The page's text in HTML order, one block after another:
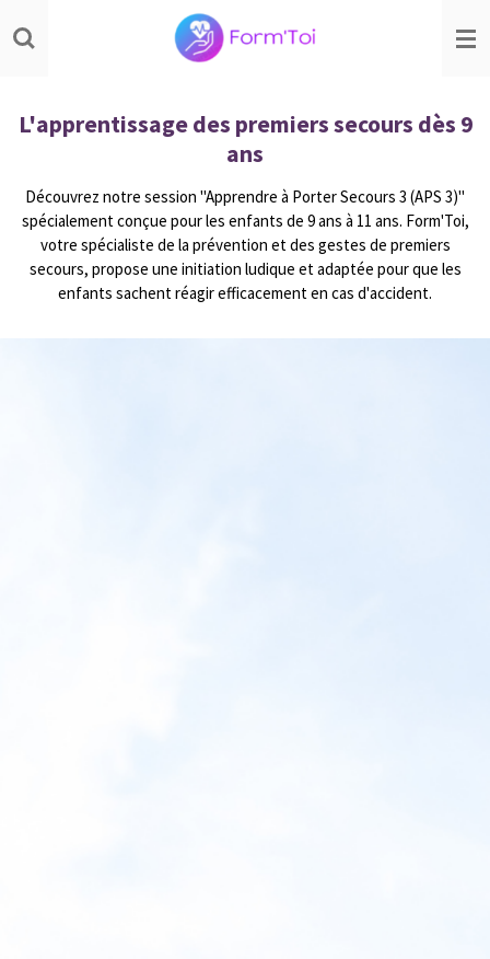
au
L'apprentissage des premiers secours dès 9
ans
Découvrez notre session "Apprendre à Porter Secours 3 (APS 3)"
spécialement conçue pour les enfants de 9 ans à 11 ans. Form'Toi,
votre spécialiste de la prévention et des gestes de premiers
secours, propose une initiation ludique et adaptée pour que les
enfants sachent réagir efficacement en cas d'accident.